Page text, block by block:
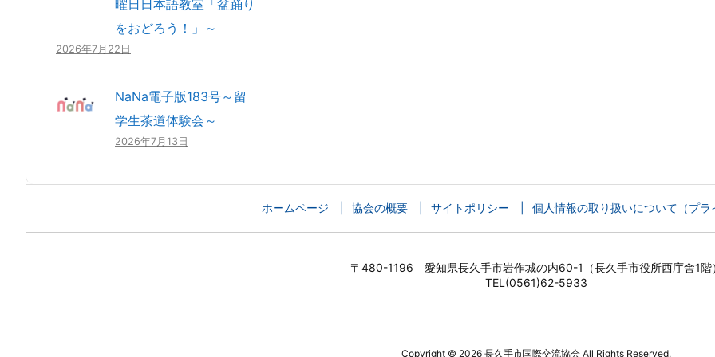
曜日日本語教室「盆踊り
をおどろう！」～
2026年7月22日
NaNa電子版183号～留
学生茶道体験会～
2026年7月13日
ホームページ 協会の概要 サイトポリシー 個人情報の取り扱いについて（プラ
〒480-1196 愛知県長久手市岩作城の内60-1（長久手市役所西庁舎1階）
TEL(0561)62-5933
Copyright © 2026 長久手市国際交流協会 All Rights Reserved.